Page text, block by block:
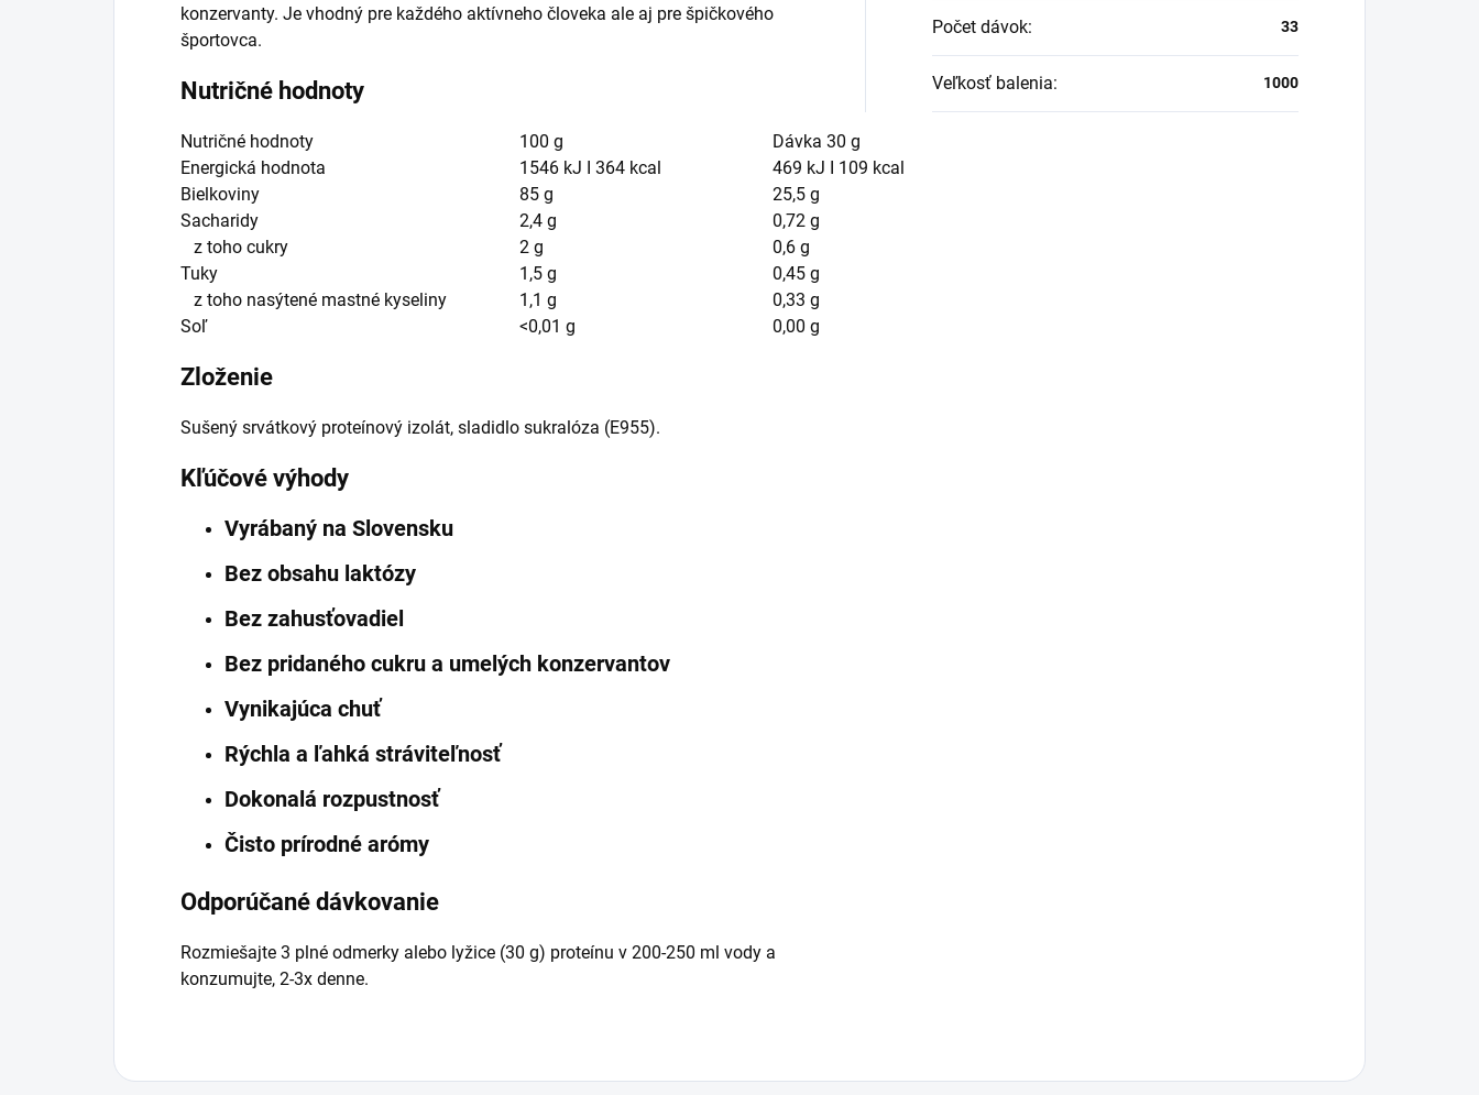
konzervanty. Je vhodný pre každého aktívneho človeka ale aj pre špičkového
športovca.
Nutričné hodnoty
Nutričné hodnoty 100 g
Dávka 30 g
Energická hodnota
1546 kJ I 364 kcal
469 kJ I 109 kcal
Bielkoviny
85 g
25,5 g
Sacharidy
2,4 g
0,72 g
z toho cukry
2 g
0,6 g
Tuky
1,5 g
0,45 g
z toho nasýtené mastné kyseliny
1,1 g
0,33 g
Soľ
<0,01 g 0,00 g
Zloženie
Sušený srvátkový proteínový izolát, sladidlo sukralóza (E955).
Kľúčové výhody
Vyrábaný na Slovensku
Bez obsahu laktózy
Bez zahusťovadiel
Bez pridaného cukru a umelých konzervantov
Vynikajúca chuť
Rýchla a ľahká stráviteľnosť
Dokonalá rozpustnosť
Čisto prírodné arómy
Odporúčané dávkovanie
Rozmiešajte 3 plné odmerky alebo lyžice (30 g) proteínu v 200-250 ml vody a
konzumujte, 2-3x denne.
Počet dávok: 33
Veľkosť balenia: 1000